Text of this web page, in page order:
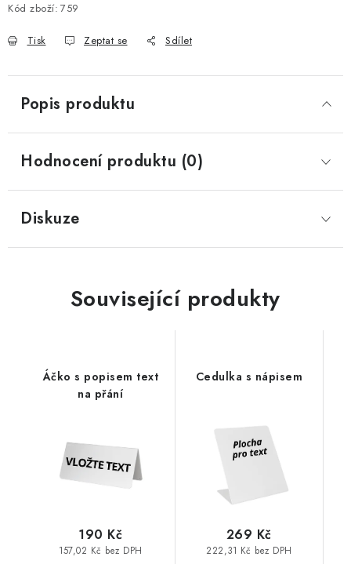
Kód zboží: 759
Tisk Zeptat se Sdílet
Popis produktu
Hodnocení produktu (0)
Diskuze
Související produkty
Áčko s popisem text
na přání
157,02 Kč bez DPH
190 Kč
Cedulka s nápisem
222,31 Kč bez DPH
269 Kč